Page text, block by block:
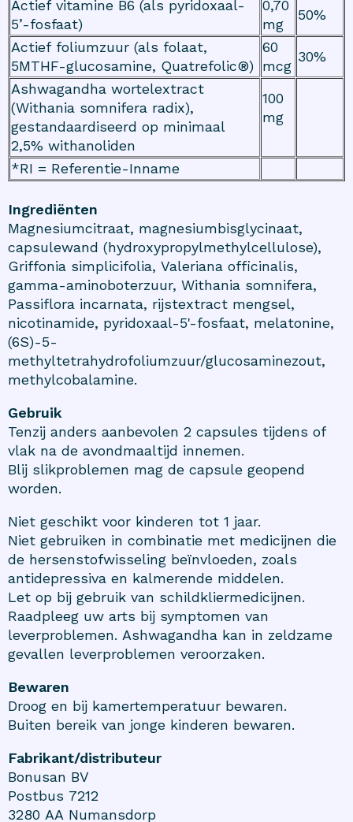
Actief vitamine B6 (als pyridoxaal-
5’-fosfaat)
0,70
mg
50%
Actief foliumzuur (als folaat,
5MTHF-glucosamine, Quatrefolic®)
60
mcg
30%
Ashwagandha wortelextract
(Withania somnifera radix),
gestandaardiseerd op minimaal
2,5% withanoliden
100
mg
*RI = Referentie-Inname
Ingrediënten
Magnesiumcitraat, magnesiumbisglycinaat,
capsulewand (hydroxypropylmethylcellulose),
Griffonia simplicifolia, Valeriana officinalis,
gamma-aminoboterzuur, Withania somnifera,
Passiflora incarnata, rijstextract mengsel,
nicotinamide, pyridoxaal-5'-fosfaat, melatonine,
(6S)-5-
methyltetrahydrofoliumzuur/glucosaminezout,
methylcobalamine.
Gebruik
Tenzij anders aanbevolen 2 capsules tijdens of
vlak na de avondmaaltijd innemen.
Blij slikproblemen mag de capsule geopend
worden.
Niet geschikt voor kinderen tot 1 jaar.
Niet gebruiken in combinatie met medicijnen die
de hersenstofwisseling beïnvloeden, zoals
antidepressiva en kalmerende middelen.
Let op bij gebruik van schildkliermedicijnen.
Raadpleeg uw arts bij symptomen van
leverproblemen. Ashwagandha kan in zeldzame
gevallen leverproblemen veroorzaken.
Bewaren
Droog en bij kamertemperatuur bewaren.
Buiten bereik van jonge kinderen bewaren.
Fabrikant/distributeur
Bonusan BV
Postbus 7212
3280 AA Numansdorp